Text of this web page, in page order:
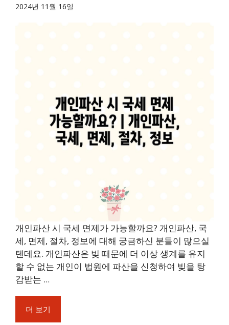
2024년 11월 16일
개인파산 시 국세 면제가 가능할까요? 개인파산, 국
세, 면제, 절차, 정보에 대해 궁금하신 분들이 많으실
텐데요. 개인파산은 빚 때문에 더 이상 생계를 유지
할 수 없는 개인이 법원에 파산을 신청하여 빚을 탕
감받는 ...
더 보기